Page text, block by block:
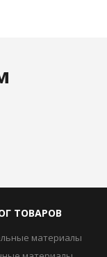
ТОВАРОВ
материалы